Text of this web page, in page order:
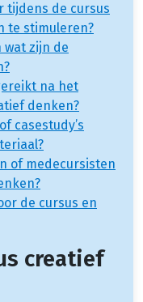
tijdens de cursus
te stimuleren?
wat zijn de
na het
denken?
casestudy’s
of medecursisten
de cursus en
creatief